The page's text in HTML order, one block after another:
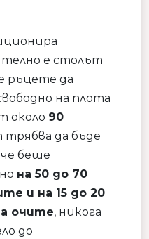
е столът
ръцете да
на плота
около 90
да бъде
беше
на 50 до 70
и на 15 до 20
очите, никога
до